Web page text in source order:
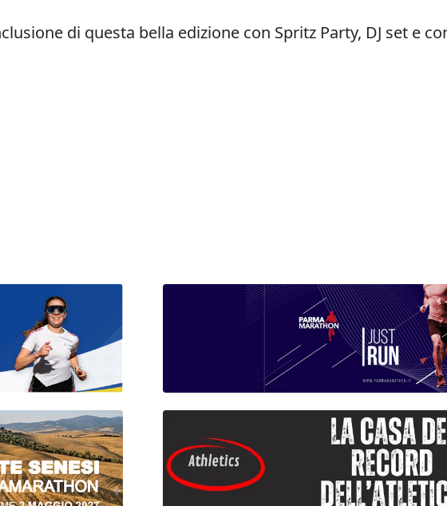
di questa bella edizione con Spritz Party, DJ set e